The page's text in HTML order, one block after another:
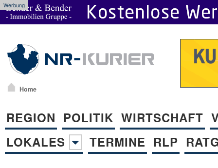
Werbung
Home
REGION POLITIK WIRTSCHAFT
LOKALES
TERMINE RLP